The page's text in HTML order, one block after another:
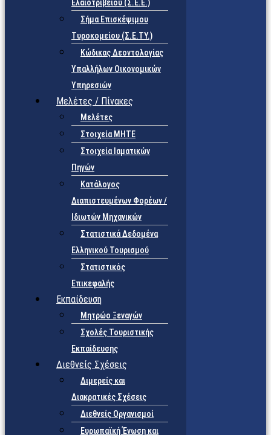
Ελαιοτριβείου (Σ.Ε.Ε.)
Σήμα Επισκέψιμου
Τυροκομείου (Σ.Ε.TY.)
Κώδικας Δεοντολογίας
Υπαλλήλων Οικονομικών
Υπηρεσιών
Μελέτες / Πίνακες
Μελέτες
Στοιχεία ΜΗΤΕ
Στοιχεία Ιαματικών
Πηγών
Κατάλογος
Διαπιστευμένων Φορέων /
Ιδιωτών Μηχανικών
Στατιστικά Δεδομένα
Ελληνικού Τουρισμού
Στατιστικός
Επικεφαλής
Εκπαίδευση
Μητρώο Ξεναγών
Σχολές Τουριστικής
Εκπαίδευσης
Διεθνείς Σχέσεις
Διμερείς και
Διακρατικές Σχέσεις
Διεθνείς Οργανισμοί
Ευρωπαϊκή Ένωση και